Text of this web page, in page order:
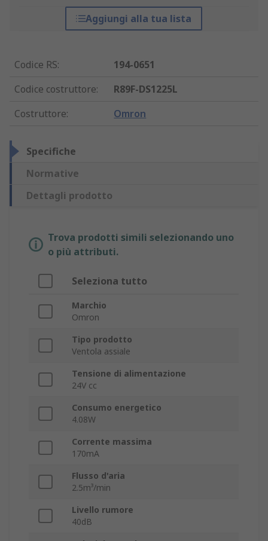
Aggiungi alla tua lista
Codice RS:
194-0651
Codice costruttore:
R89F-DS1225L
Costruttore: Omron
Specifiche
Normative
Dettagli prodotto
Trova prodotti simili selezionando uno
o più attributi.
Seleziona tutto
Marchio
Omron
Tipo prodotto
Ventola assiale
Tensione di alimentazione
24V cc
Consumo energetico
4.08W
Corrente massima
170mA
Flusso d'aria
2.5m³/min
Livello rumore
40dB